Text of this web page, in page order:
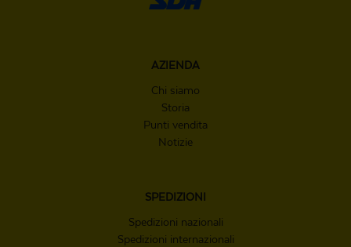
AZIENDA
Chi siamo
Storia
Punti vendita
Notizie
SPEDIZIONI
Spedizioni nazionali
Spedizioni internazionali